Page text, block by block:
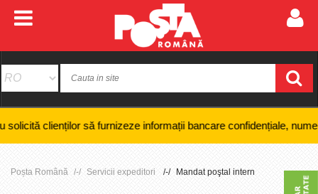
să furnizeze informații bancare confidențiale, numere de
Poșta Română Servicii expeditori Mandat poştal intern